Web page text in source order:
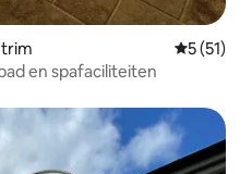
5 (51)
en spafaciliteiten